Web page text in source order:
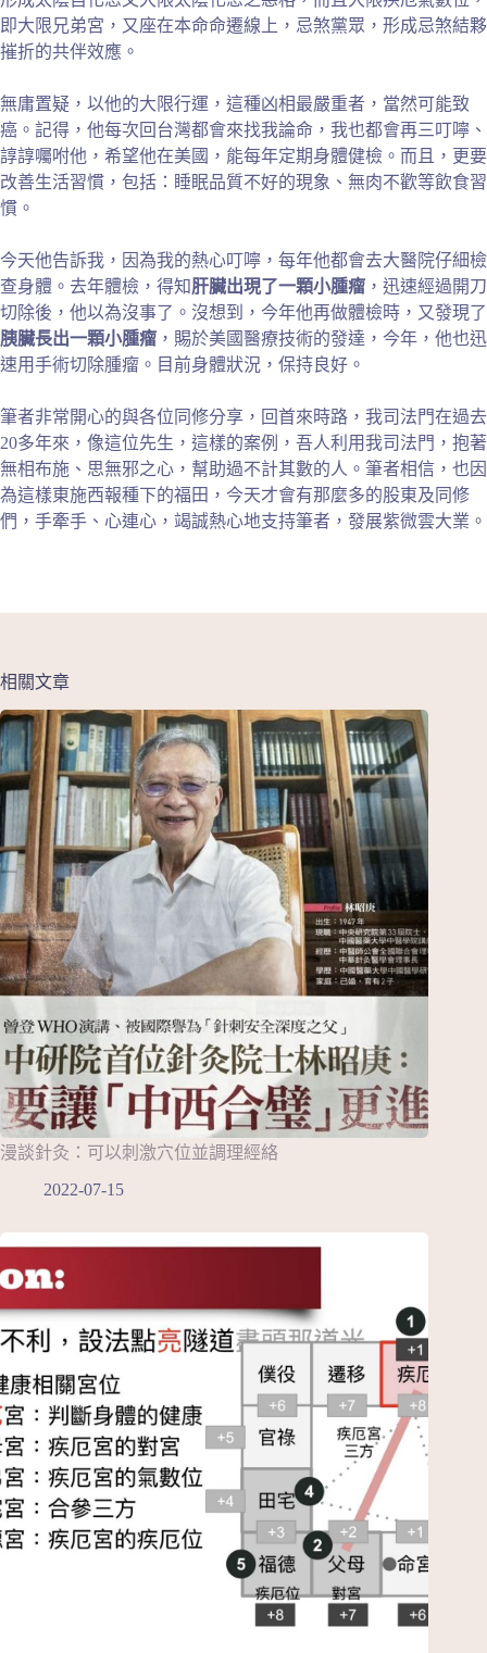
即大限兄弟宮，又座在本命命遷線上，忌煞黨眾，形成忌煞結夥
摧折的共伴效應。
無庸置疑，以他的大限行運，這種凶相最嚴重者，當然可能致
癌。記得，他每次回台灣都會來找我論命，我也都會再三叮嚀、
諄諄囑咐他，希望他在美國，能每年定期身體健檢。而且，更要
改善生活習慣，包括：睡眠品質不好的現象、無肉不歡等飲食習
慣。
今天他告訴我，因為我的熱心叮嚀，每年他都會去大醫院仔細檢
查身體。去年體檢，得知肝臟出現了一顆小腫瘤 ，迅速經過開刀
切除後，他以為沒事了。沒想到，今年他再做體檢時，又發現了
胰臟長出一顆小腫瘤 ，賜於美國醫療技術的發達，今年，他也迅
速用手術切除腫瘤。目前身體狀況，保持良好。
筆者非常開心的與各位同修分享，回首來時路，我司法門在過去
20多年來，像這位先生，這樣的案例，吾人利用我司法門，抱著
無相布施、思無邪之心，幫助過不計其數的人。筆者相信，也因
為這樣東施西報種下的福田，今天才會有那麼多的股東及同修
們，手牽手、心連心，竭誠熱心地支持筆者，發展紫微雲大業。
相關文章
漫談針灸：可以刺激穴位並調理經絡
2022-07-15